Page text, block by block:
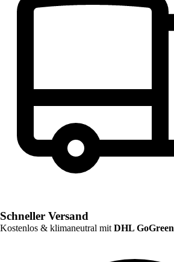
Schneller Versand
Kostenlos & klimaneutral mit DHL GoGreen